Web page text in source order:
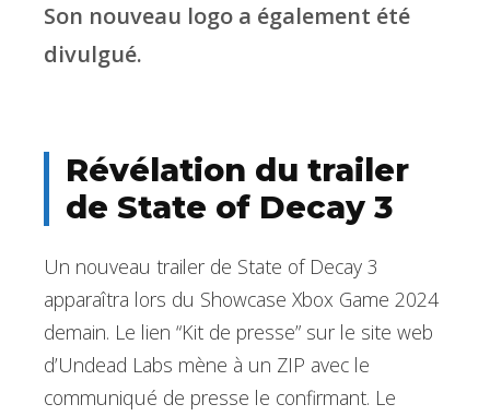
Son nouveau logo a également été
divulgué.
Révélation du trailer
de State of Decay 3
Un nouveau trailer de State of Decay 3
apparaîtra lors du Showcase Xbox Game 2024
demain. Le lien “Kit de presse” sur le site web
d’Undead Labs mène à un ZIP avec le
communiqué de presse le confirmant. Le